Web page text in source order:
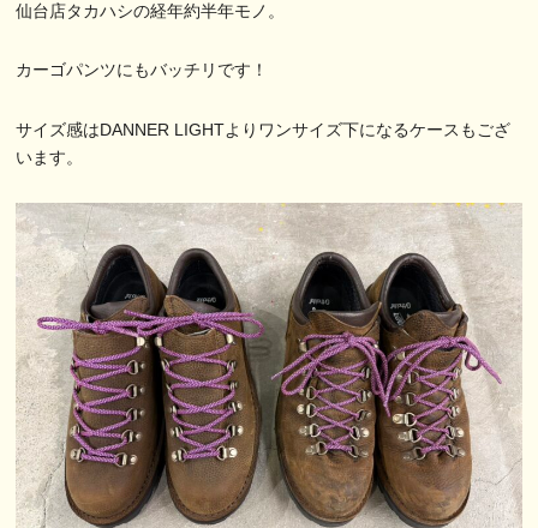
仙台店タカハシの経年約半年モノ。
カーゴパンツにもバッチリです！
サイズ感はDANNER LIGHTよりワンサイズ下になるケースもござ
います。